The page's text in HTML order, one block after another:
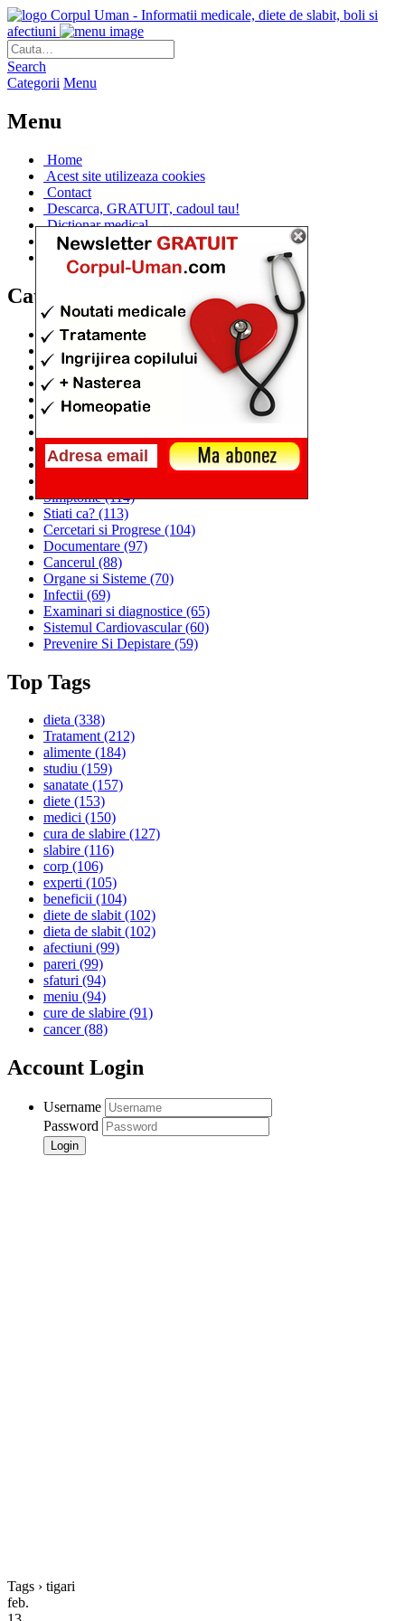
Corpul Uman - Informatii medicale, diete de slabit, boli si
afectiuni
Search
Categorii Menu
Menu
Home
Acest site utilizeaza cookies
Contact
Descarca, GRATUIT, cadoul tau!
Dictionar medical
Dr. Cristina IANUC
Linkuri utile
Categorii
Diete si cure de slabire
(706)
Afectiuni si Boli
(401)
Corpul de la A la Z(315)
Medicina Naturista
Anatomie
(295)
Alimentatia(259)
Sanatatea si Preventia(170)
Interventii si Tratamente(167)
Simptome(114)
Stiati ca? (113)
Cercetari si Progrese (104)
Documentare (97)
Cancerul (88)
Organe si Sisteme (70)
Infectii (69)
Examinari si diagnostice (65)
Sistemul Cardiovascular(60)
Prevenire Si Depistare (59)
Top Tags
dieta (338)
Tratament(212)
alimente (184)
studiu (159)
sanatate (157)
diete (153)
medici (150)
cura de slabire (127)
slabire (116)
corp (106)
experti (105)
beneficii (104)
diete de slabit(102)
dieta de slabit(102)
afectiuni (99)
pareri (99)
sfaturi (94)
meniu (94)
cure de slabire (91)
cancer(88)
Account Login
Username
Password
Tags › tigari
feb.